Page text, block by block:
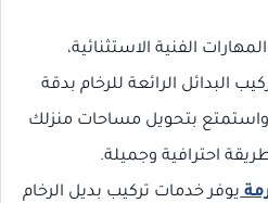
الفنية الاستثنائية،
البدائل الرائعة للرخام بدقة
واستمتع بتحويل مساحات منزلك
احترافية وجميلة.
يوفر خدمات تركيب بديل الرخام